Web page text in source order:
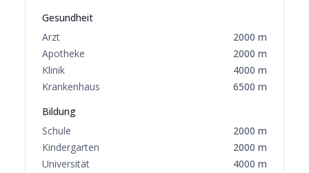
Gesundheit
Arzt
2000 m
Apotheke
2000 m
Klinik
4000 m
Krankenhaus
6500 m
Bildung
Schule
2000 m
Kindergarten
2000 m
Universität
4000 m